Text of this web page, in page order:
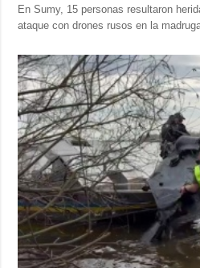
En Sumy, 15 personas resultaron
ataque con drones rusos en la